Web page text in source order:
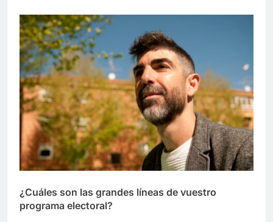
¿Cuáles son las grandes líneas de vuestro
programa electoral?